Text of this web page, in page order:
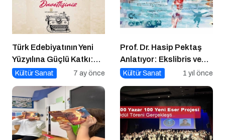
Türk Edebiyatının Yeni
Yüzyılına Güçlü Katkı:
“100 Yazar 100 Yeni
Gecesi
Kültür Sanat 7 ay önce
Prof. Dr. Hasip Pektaş
Anlatıyor: Ekslibris ve
Yeni Kültürel Formlar
Kültür Sanat 1 yıl önce